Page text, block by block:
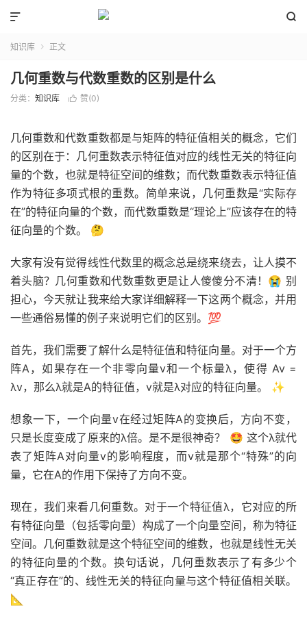


知识库  正文
几何重数与代数重数的区别是什么
分类： 知识库  赞(0)
几何重数和代数重数都是与矩阵的特征值相关的概念，它们
的区别在于：几何重数表示特征值对应的线性无关的特征向
量的个数，也就是特征空间的维数；而代数重数表示特征值
作为特征多项式根的重数。简单来说，几何重数是“实际存
在”的特征向量的个数，而代数重数是“理论上”应该存在的特
征向量的个数。 🤔
大家有没有觉得线性代数里的概念总是绕来绕去，让人摸不
着头脑？几何重数和代数重数更是让人傻傻分不清！😭 别
担心，今天就让我来给大家详细解释一下这两个概念，并用
一些通俗易懂的例子来说明它们的区别。💯
首先，我们需要了解什么是特征值和特征向量。对于一个方
阵A，如果存在一个非零向量v和一个标量λ，使得 Av =
λv，那么λ就是A的特征值，v就是λ对应的特征向量。 ✨
想象一下，一个向量v在经过矩阵A的变换后，方向不变，
只是长度变成了原来的λ倍。是不是很神奇？ 🤩 这个λ就代
表了矩阵A对向量v的影响程度，而v就是那个“特殊”的向
量，它在A的作用下保持了方向不变。
现在，我们来看几何重数。对于一个特征值λ，它对应的所
有特征向量（包括零向量）构成了一个向量空间，称为特征
空间。几何重数就是这个特征空间的维数，也就是线性无关
的特征向量的个数。换句话说，几何重数表示了有多少个
“真正存在”的、线性无关的特征向量与这个特征值相关联。
📐